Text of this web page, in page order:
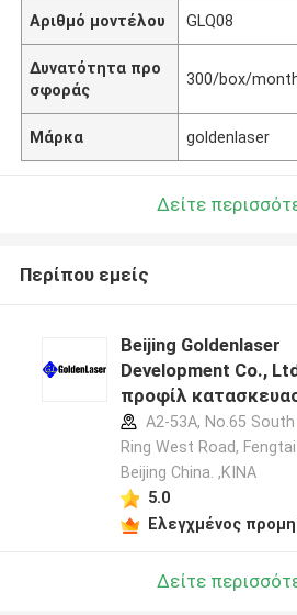
Αριθμό μοντέλου GLQ08
Δυνατότητα προ
σφοράς
300/box/
Μάρκα goldenlaser
Δείτε
Περίπου εμείς
Beijing Goldenlaser
Development Co.,
προφίλ
A2-53A, No.65
Ring West Road,
Beijing China. ,ΚΙΝΑ
5.0
Ελεγχμένος
Δείτε